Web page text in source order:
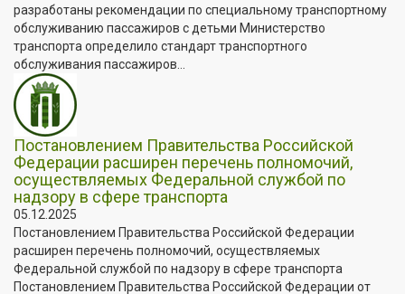
разработаны рекомендации по специальному транспортному
обслуживанию пассажиров с детьми Министерство
транспорта определило стандарт транспортного
обслуживания пассажиров...
Постановлением Правительства Российской
Федерации расширен перечень полномочий,
осуществляемых Федеральной службой по
надзору в сфере транспорта
05.12.2025
Постановлением Правительства Российской Федерации
расширен перечень полномочий, осуществляемых
Федеральной службой по надзору в сфере транспорта
Постановлением Правительства Российской Федерации от